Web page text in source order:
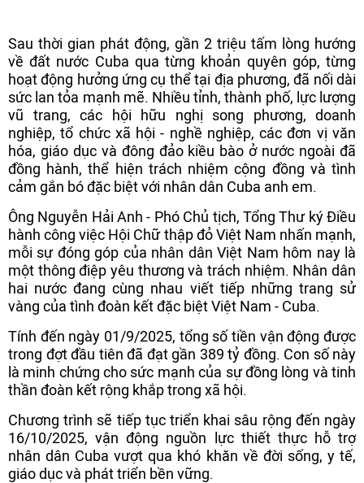
Sau thời gian phát động, gần 2 triệu tấm lòng hướng
về đất nước Cuba qua từng khoản quyên góp, từng
hoạt động hưởng ứng cụ thể tại địa phương, đã nối dài
sức lan tỏa mạnh mẽ. Nhiều tỉnh, thành phố, lực lượng
vũ trang, các hội hữu nghị song phương, doanh
nghiệp, tổ chức xã hội - nghề nghiệp, các đơn vị văn
hóa, giáo dục và đông đảo kiều bào ở nước ngoài đã
đồng hành, thể hiện trách nhiệm cộng đồng và tình
cảm gắn bó đặc biệt với nhân dân Cuba anh em.
Ông Nguyễn Hải Anh - Phó Chủ tịch, Tổng Thư ký Điều
hành công việc Hội Chữ thập đỏ Việt Nam nhấn mạnh,
mỗi sự đóng góp của nhân dân Việt Nam hôm nay là
một thông điệp yêu thương và trách nhiệm. Nhân dân
hai nước đang cùng nhau viết tiếp những trang sử
vàng của tình đoàn kết đặc biệt Việt Nam - Cuba.
Tính đến ngày 01/9/2025, tổng số tiền vận động được
trong đợt đầu tiên đã đạt gần 389 tỷ đồng. Con số này
là minh chứng cho sức mạnh của sự đồng lòng và tinh
thần đoàn kết rộng khắp trong xã hội.
Chương trình sẽ tiếp tục triển khai sâu rộng đến ngày
16/10/2025, vận động nguồn lực thiết thực hỗ trợ
nhân dân Cuba vượt qua khó khăn về đời sống, y tế,
giáo dục và phát triển bền vững.